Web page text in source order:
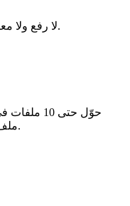
لا رفع ولا معالجة سحابية. كل شيء يبقى على جهازك.
ملف). وفّر الوقت بتحويل عدة فيديوهات معًا.